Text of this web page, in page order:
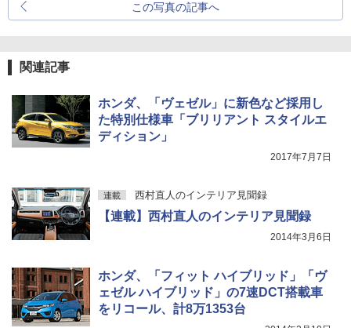
この写真の記事へ
関連記事
ホンダ、「ヴェゼル」に新色など採用し
た特別仕様車「ブリリアント スタイルエ
ディション」
2017年7月7日
連載 西村直人のインテリア見聞録
【連載】西村直人のインテリア見聞録
2014年3月6日
ホンダ、「フィット ハイブリッド」「ヴ
ェゼル ハイブリッド」の7速DCT搭載車
をリコール、計8万1353台